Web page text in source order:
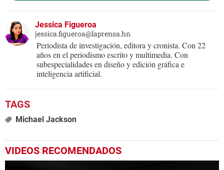
Jessica Figueroa
jessica.figueroa@laprensa.hn
Periodista de investigación, editora y cronista. Con 22
años en el periodismo escrito y multimedia. Con
subespecialidades en diseño y edición gráfica e
inteligencia artificial.
Michael Jackson
VIDEOS RECOMENDADOS